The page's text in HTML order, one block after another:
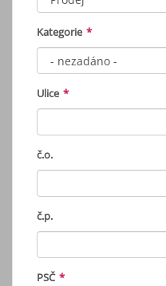
Kategorie *
Ulice *
č.o.
č.p.
PSČ *